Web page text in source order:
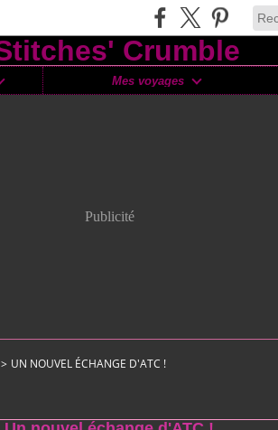
Mes voyages
Publicité
> UN NOUVEL ÉCHANGE D'ATC !